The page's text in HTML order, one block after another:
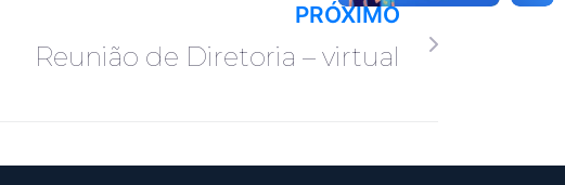
PRÓXIMO
Reunião de Diretoria – virtual